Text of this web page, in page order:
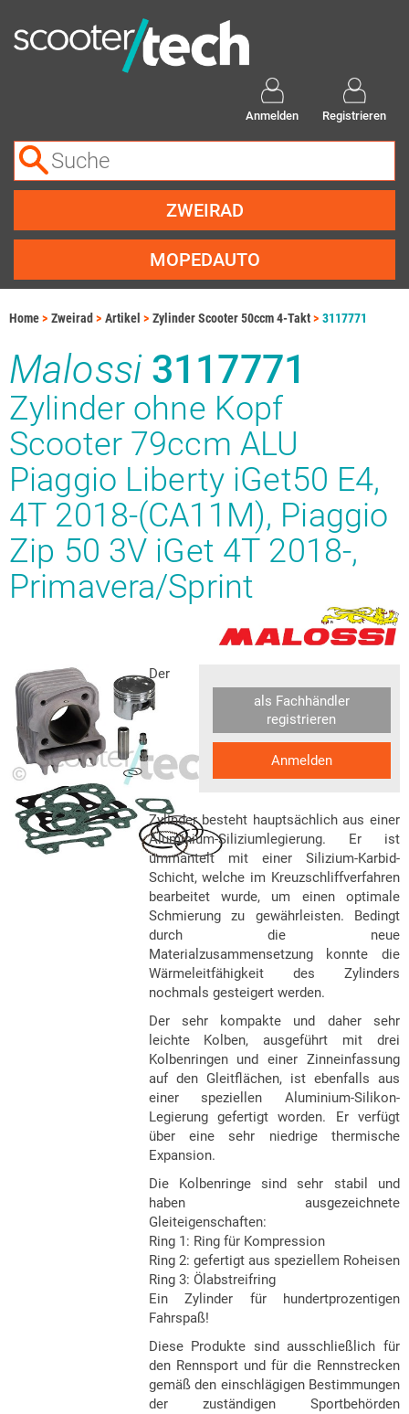
Anmelden Registrieren
ZWEIRAD
MOPEDAUTO
Home Zweirad Artikel Zylinder Scooter 50ccm 4-Takt 3117771
Malossi 3117771
Zylinder ohne Kopf
Scooter 79ccm ALU
Piaggio Liberty iGet50 E4,
4T 2018-(CA11M), Piaggio
Zip 50 3V iGet 4T 2018-,
Primavera/Sprint
als Fachhändler
registrieren
Anmelden
Der
Zylinder besteht hauptsächlich aus einer
Aluminium-Siliziumlegierung. Er ist
ummantelt mit einer Silizium-Karbid-
Schicht, welche im Kreuzschliffverfahren
bearbeitet wurde, um einen optimale
Schmierung zu gewährleisten. Bedingt
durch die neue
Materialzusammensetzung konnte die
Wärmeleitfähigkeit des Zylinders
nochmals gesteigert werden.
Der sehr kompakte und daher sehr
leichte Kolben, ausgeführt mit drei
Kolbenringen und einer Zinneinfassung
auf den Gleitflächen, ist ebenfalls aus
einer speziellen Aluminium-Silikon-
Legierung gefertigt worden. Er verfügt
über eine sehr niedrige thermische
Expansion.
Die Kolbenringe sind sehr stabil und
haben ausgezeichnete
Gleiteigenschaften:
Ring 1: Ring für Kompression
Ring 2: gefertigt aus speziellem Roheisen
Ring 3: Ölabstreifring
Ein Zylinder für hundertprozentigen
Fahrspaß!
Diese Produkte sind ausschließlich für
den Rennsport und für die Rennstrecken
gemäß den einschlägigen Bestimmungen
der zuständigen Sportbehörden